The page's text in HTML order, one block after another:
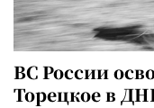
ВС России
Торецкое в